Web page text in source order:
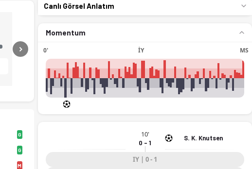
Next
G
G
M
Canlı Görsel Anlatım
Momentum
0' İY MS
10'
0 - 1
S. K. Knutsen
IY | 0 - 1